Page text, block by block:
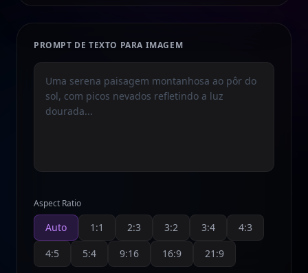
PROMPT DE TEXTO PARA IMAGEM
Aspect Ratio
Auto 1:1 2:3 3:2 3:4
4:3
4:5
5:4 9:16 16:9 21:9